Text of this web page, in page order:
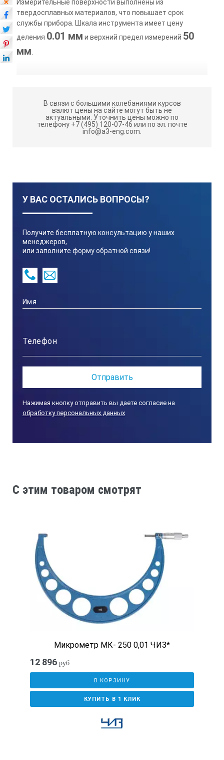
Измерительные поверхности выполнены из
твердосплавных материалов, что повышает срок
службы прибора. Шкала инструмента имеет цену
деления 0.01 мм и верхний предел измерений 50
мм
В связи с большими колебаниями курсов
валют цены на сайте могут быть не
актуальными. Уточнить цены можно по
телефону +7 (495) 120-07-46 или по эл. почте
info@a3-eng.com.
У ВАС ОСТАЛИСЬ ВОПРОСЫ?
Получите бесплатную консультацию у наших
менеджеров,
или заполните форму обратной связи!
Нажимая кнопку отправить вы даете согласие на
обработку персональных данных
C этим товаром смотрят
Микрометр МК- 250 0,01 ЧИЗ*
12 896 руб.
В КОРЗИНУ
КУПИТЬ В 1 КЛИК